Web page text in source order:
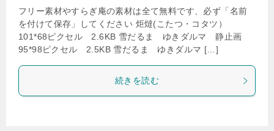
フリー素材やすらぎ庵の素材は全て無料です、必ず「名前
を付けて保存」してください 炬燵(こたつ・コタツ）
101*68ピクセル 2.6KB 雪だるま ゆきダルマ 静止画
95*98ピクセル 2.5KB 雪だるま ゆきダルマ […]
続きを読む